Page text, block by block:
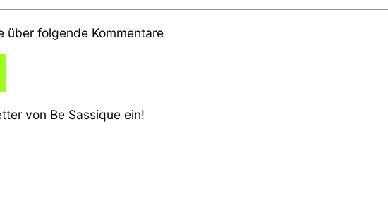
über folgende Kommentare
von Be Sassique ein!